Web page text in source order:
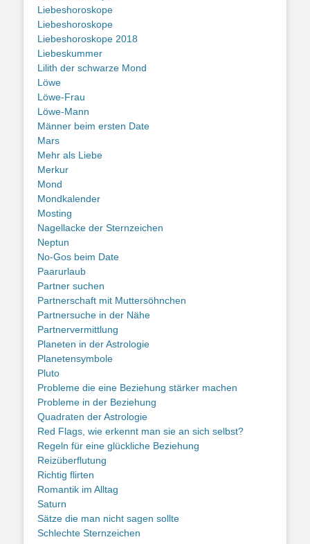
Liebeshoroskope
Liebeshoroskope
Liebeshoroskope 2018
Liebeskummer
Lilith der schwarze Mond
Löwe
Löwe-Frau
Löwe-Mann
Männer beim ersten Date
Mars
Mehr als Liebe
Merkur
Mond
Mondkalender
Mosting
Nagellacke der Sternzeichen
Neptun
No-Gos beim Date
Paarurlaub
Partner suchen
Partnerschaft mit Muttersöhnchen
Partnersuche in der Nähe
Partnervermittlung
Planeten in der Astrologie
Planetensymbole
Pluto
Probleme die eine Beziehung stärker machen
Probleme in der Beziehung
Quadraten der Astrologie
Red Flags, wie erkennt man sie an sich selbst?
Regeln für eine glückliche Beziehung
Reizüberflutung
Richtig flirten
Romantik im Alltag
Saturn
Sätze die man nicht sagen sollte
Schlechte Sternzeichen